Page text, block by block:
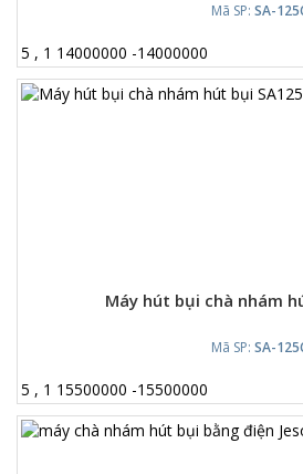
Mã SP: SA-
5 , 1 14000000 -14000000
Máy hút bụi chà nhám
Mã SP: SA-
5 , 1 15500000 -15500000